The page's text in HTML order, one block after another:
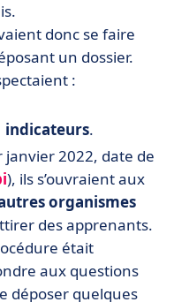
donc se faire
un dossier.
:
indicateurs.
janvier 2022, date de
), ils s’ouvraient aux
organismes
des apprenants.
était
aux questions
déposer quelques